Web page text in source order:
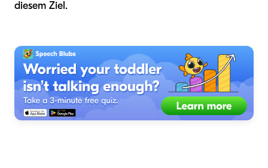
diesem Ziel.